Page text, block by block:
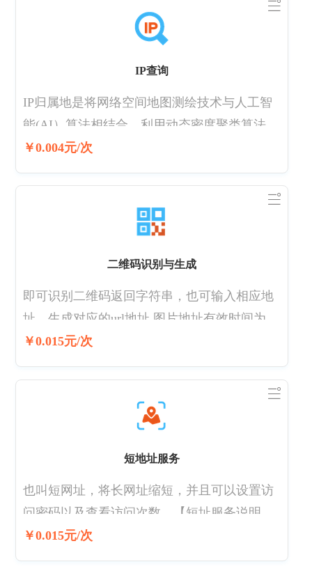
IP查询
IP归属地是将网络空间地图测绘技术与人工智
能(AI）算法相结合，利用动态密度聚类算法和
基于多层神经网络的IP地址定位算法，完成IP
￥0.004元/次
二维码识别与生成
即可识别二维码返回字符串，也可输入相应地
址，生成对应的url地址,图片地址有效时间为7
天
￥0.015元/次
短地址服务
也叫短网址，将长网址缩短，并且可以设置访
问密码以及查看访问次数。【短址服务说明】
注意:不得用于非法网站的跳转，违反规定视情
节给于限制或者关闭帐号处罚。
￥0.015元/次